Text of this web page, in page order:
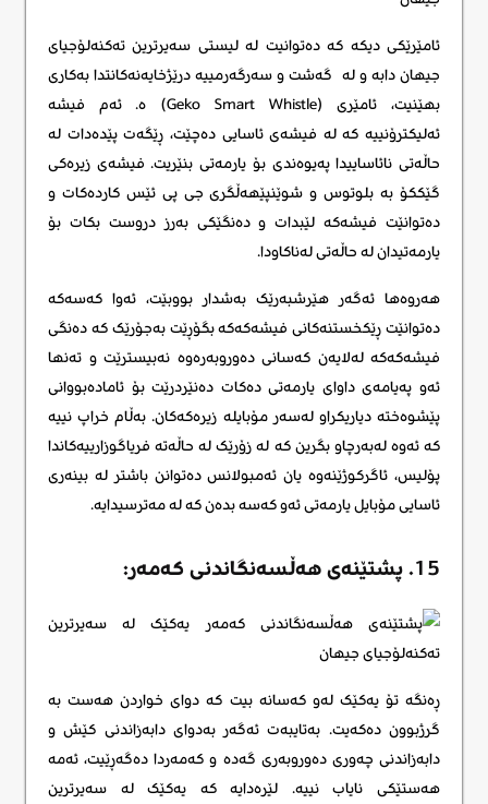
ئامێرێکی دیکە کە دەتوانیت لە لیستی سەیرترین تەکنەلۆجیای
جیهان دابه و لە گەشت و سەرگەرمییە درێژخایەنەکانتدا بەکاری
بهێنیت، ئامێری (Geko Smart Whistle) ە. ئەم فیشە
ئەلیکترۆنییە کە لە فیشەی ئاسایی دەچێت، ڕێگەت پێدەدات لە
حاڵەتی نائاساییدا پەیوەندی بۆ یارمەتی بنێریت. فیشەی زیرەکی
گێککۆ بە بلوتوس و شوێنپێهەڵگری جی پی ئێس کاردەکات و
دەتوانێت فیشەکە لێبدات و دەنگێکی بەرز دروست بکات بۆ
یارمەتیدان لە حاڵەتی لەناکاودا.
هەروەها ئەگەر هێرشبەرێک بەشدار بووبێت، ئەوا کەسەکە
دەتوانێت ڕێکخستنەکانی فیشەکەکە بگۆڕێت بەجۆرێک کە دەنگی
فیشەکەکە لەلایەن کەسانی دەوروبەرەوە نەبیسترێت و تەنها
ئەو پەیامەی داوای یارمەتی دەکات دەنێردرێت بۆ ئامادەبووانی
پێشوەختە دیاریکراو لەسەر مۆبایلە زیرەکەکان. بەڵام خراپ نییە
کە ئەوە لەبەرچاو بگرین کە لە زۆرێک لە حاڵەتە فریاگوزارییەکاندا
پۆلیس، ئاگرکوژێنەوە یان ئەمبولانس دەتوانن باشتر لە بینەری
ئاسایی مۆبایل یارمەتی ئەو کەسە بدەن کە لە مەترسیدایە.
15. پشتێنەی هەڵسەنگاندنی کەمەر:
ڕەنگە تۆ یەکێک لەو کەسانە بیت کە دوای خواردن هەست بە
گرژبوون دەکەیت. بەتایبەت ئەگەر بەدوای دابەزاندنی کێش و
دابەزاندنی چەوری دەوروبەری گەدە و کەمەردا دەگەڕێیت، ئەمە
هەستێکی نایاب نییە. لێرەدایە کە یەکێک لە سەیرترین